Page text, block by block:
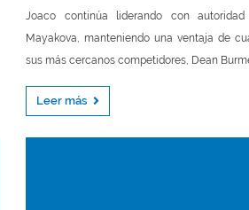
Joaco continúa liderando con
Mayakova, manteniendo una ventaja de
sus más cercanos competidores, Dean
Leer más